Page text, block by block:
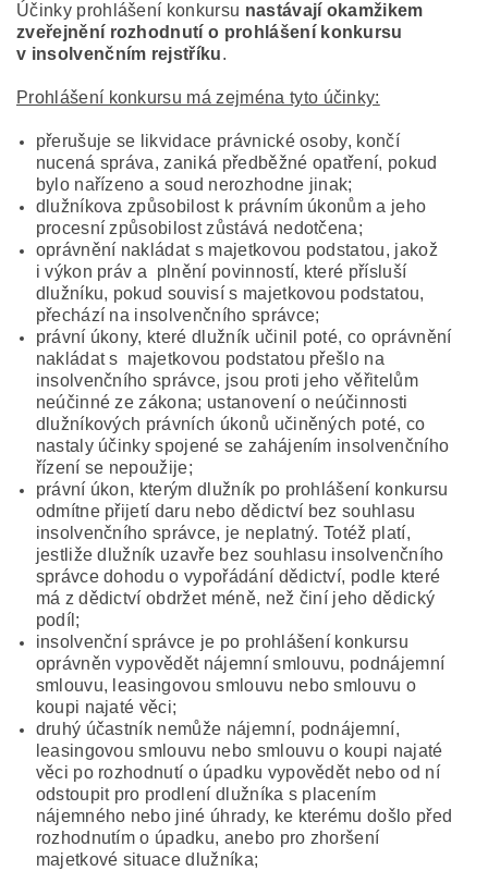
Účinky prohlášení konkursu nastávají okamžikem
zveřejnění rozhodnutí o prohlášení konkursu
v insolvenčním rejstříku.
Prohlášení konkursu má zejména tyto účinky:
přerušuje se likvidace právnické osoby, končí
nucená správa, zaniká předběžné opatření, pokud
bylo nařízeno a soud nerozhodne jinak;
dlužníkova způsobilost k právním úkonům a jeho
procesní způsobilost zůstává nedotčena;
oprávnění nakládat s majetkovou podstatou, jakož
i výkon práv a plnění povinností, které přísluší
dlužníku, pokud souvisí s majetkovou podstatou,
přechází na insolvenčního správce;
právní úkony, které dlužník učinil poté, co oprávnění
nakládat s majetkovou podstatou přešlo na
insolvenčního správce, jsou proti jeho věřitelům
neúčinné ze zákona; ustanovení o neúčinnosti
dlužníkových právních úkonů učiněných poté, co
nastaly účinky spojené se zahájením insolvenčního
řízení se nepoužije;
právní úkon, kterým dlužník po prohlášení konkursu
odmítne přijetí daru nebo dědictví bez souhlasu
insolvenčního správce, je neplatný. Totéž platí,
jestliže dlužník uzavře bez souhlasu insolvenčního
správce dohodu o vypořádání dědictví, podle které
má z dědictví obdržet méně, než činí jeho dědický
podíl;
insolvenční správce je po prohlášení konkursu
oprávněn vypovědět nájemní smlouvu, podnájemní
smlouvu, leasingovou smlouvu nebo smlouvu o
koupi najaté věci;
druhý účastník nemůže nájemní, podnájemní,
leasingovou smlouvu nebo smlouvu o koupi najaté
věci po rozhodnutí o úpadku vypovědět nebo od ní
odstoupit pro prodlení dlužníka s placením
nájemného nebo jiné úhrady, ke kterému došlo před
rozhodnutím o úpadku, anebo pro zhoršení
majetkové situace dlužníka;